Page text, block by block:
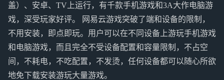
盖）、安卓、TV上运行，有千款手机游戏和3A大作电脑游
戏，深受玩家好评。 网易云游戏突破了端和设备的限制，
不用安装，即点即玩。用户可以在不同设备上游玩手机游戏
和电脑游戏，而且完全不受设备配置和容量限制，不占空
间，不耗电，不吃配置，不发烫，任何设备都可以随心所欲
地免下载安装游玩大量游戏。